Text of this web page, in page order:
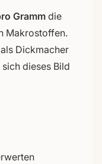
Gramm die
Makrostoffen.
Dickmacher
dieses Bild